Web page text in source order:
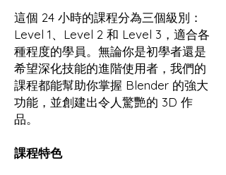
這個 24 小時的課程分為三個級別：
Level 1、Level 2 和 Level 3，適合各
種程度的學員。無論你是初學者還是
希望深化技能的進階使用者，我們的
課程都能幫助你掌握 Blender 的強大
功能，並創建出令人驚艷的 3D 作
品。
課程特色